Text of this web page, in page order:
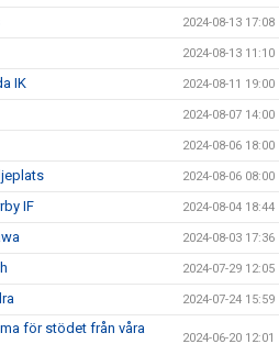
2024-08-13 17:08
2024-08-13 11:10
IK 2024-08-11 19:00
2024-08-07 14:00
2024-08-06 18:00
2024-08-06 08:00
IF 2024-08-04 18:44
2024-08-03 17:36
2024-07-29 12:05
2024-07-24 15:59
för stödet från våra
2024-06-20 12:01